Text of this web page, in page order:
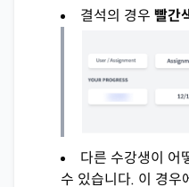
결석의 경우 빨간
다른 수강생이 어
수 있습니다. 이 경우